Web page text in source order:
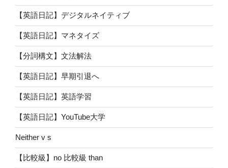
【英語日記】デジタルネイティブ
【英語日記】マネタイズ
【分詞構文】文法解法
【英語日記】早期引退へ
【英語日記】英語学習
【英語日記】YouTube大学
Neither v s
【比較級】no 比較級 than